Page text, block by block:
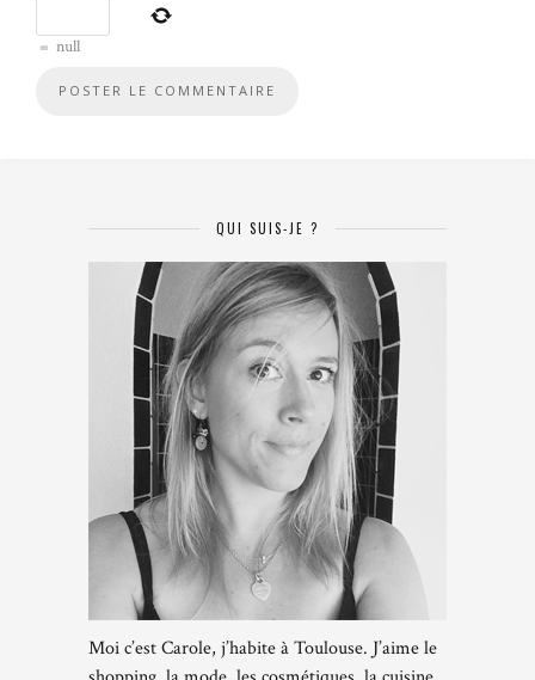
= null
QUI SUIS-JE ?
Moi c’est Carole, j’habite à Toulouse. J’aime le